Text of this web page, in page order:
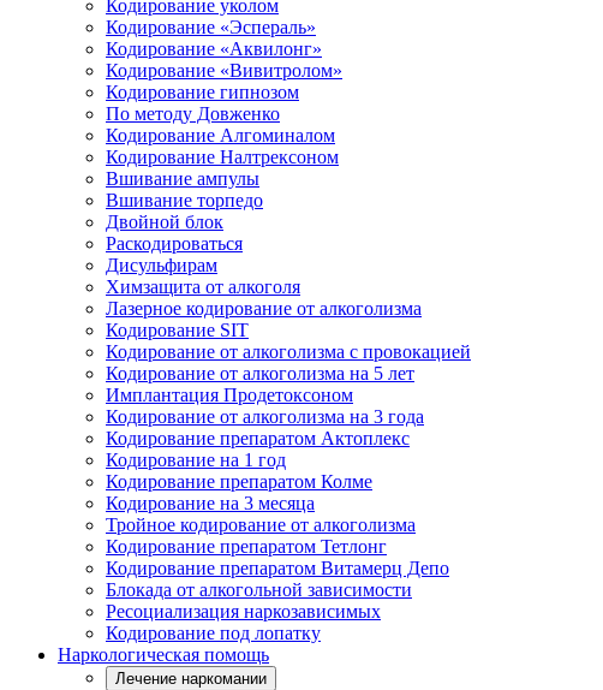
Кодирование уколом
Кодирование «Эспераль»
Кодирование «Аквилонг»
Кодирование «Вивитролом»
Кодирование гипнозом
По методу Довженко
Кодирование Алгоминалом
Кодирование Налтрексоном
Вшивание ампулы
Вшивание торпедо
Двойной блок
Раскодироваться
Дисульфирам
Химзащита от алкоголя
Лазерное кодирование от алкоголизма
Кодирование SIT
Кодирование от алкоголизма с провокацией
Кодирование от алкоголизма на 5 лет
Имплантация Продетоксоном
Кодирование от алкоголизма на 3 года
Кодирование препаратом Актоплекс
Кодирование на 1 год
Кодирование препаратом Колме
Кодирование на 3 месяца
Тройное кодирование от алкоголизма
Кодирование препаратом Тетлонг
Кодирование препаратом Витамерц Депо
Блокада от алкогольной зависимости
Ресоциализация наркозависимых
Кодирование под лопатку
Наркологическая помощь
Лечение наркомании